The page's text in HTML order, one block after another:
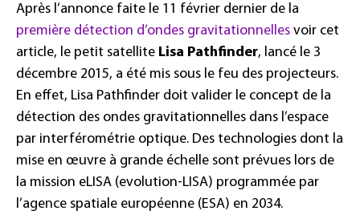
Après l’annonce faite le 11 février dernier de la
première détection d’ondes gravitationnelles voir cet
article, le petit satellite Lisa Pathfinder, lancé le 3
décembre 2015, a été mis sous le feu des projecteurs.
En effet, Lisa Pathfinder doit valider le concept de la
détection des ondes gravitationnelles dans l’espace
par interférométrie optique. Des technologies dont la
mise en œuvre à grande échelle sont prévues lors de
la mission eLISA (evolution-LISA) programmée par
l’agence spatiale européenne (ESA) en 2034.